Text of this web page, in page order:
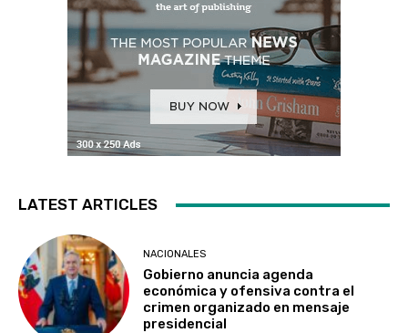
LATEST ARTICLES
NACIONALES
Gobierno anuncia agenda
económica y ofensiva contra el
crimen organizado en mensaje
presidencial